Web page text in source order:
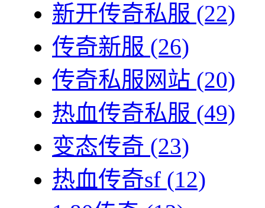
新开传奇私服 (22)
传奇新服 (26)
传奇私服网站 (20)
热血传奇私服 (49)
变态传奇 (23)
热血传奇sf (12)